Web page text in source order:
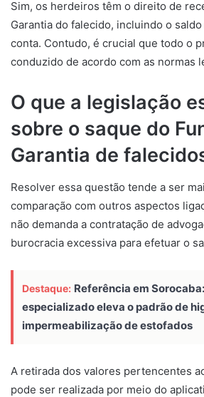
Sim, os herdeiros têm o direito de
Garantia do falecido, incluindo o
conta. Contudo, é crucial que todo o
conduzido de acordo com as normas
O que a legislação
sobre o saque do
Garantia de
Resolver essa questão tende a ser
comparação com outros aspectos
não demanda a contratação de
burocracia excessiva para efetuar o
Destaque: Referência em
especializado eleva o padrão de
impermeabilização de estofados
A retirada dos valores pertencentes
pode ser realizada por meio do